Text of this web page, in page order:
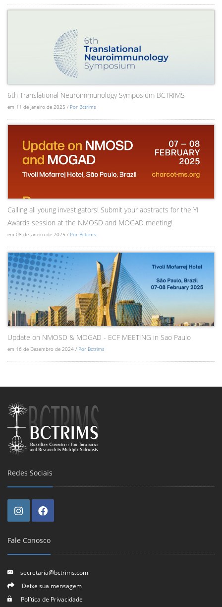
6th Translational Neuroimmunology Symposium BCTRIMS
em 11 de Janeiro de 2025 / Por Bctrims
Calling all young investigators! Submit your abstracts for the YI
Awards session at the NMOSD and MOGAD meeting!
em 08 de Janeiro de 2025 / Por Bctrims
Update on NMOSD & MOGAD - ECF MEETING in Sao Paulo
em 16 de Dezembro de 2024 / Por Bctrims
Redes Sociais
Fale Conosco
secretaria@bctrims.com
Deixe sua mensagem
Política de Privacidade